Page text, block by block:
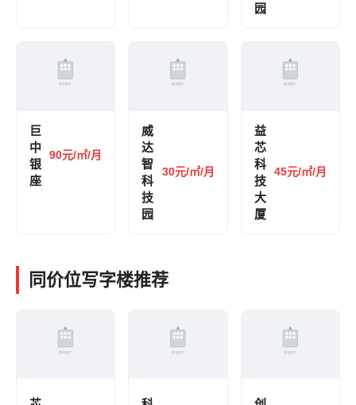
园
巨
中
银
座
90元/㎡/月
威
达
智
科
技
园
30元/㎡/月
益
芯
科
技
大
厦
45元/㎡/月
同价位写字楼推荐